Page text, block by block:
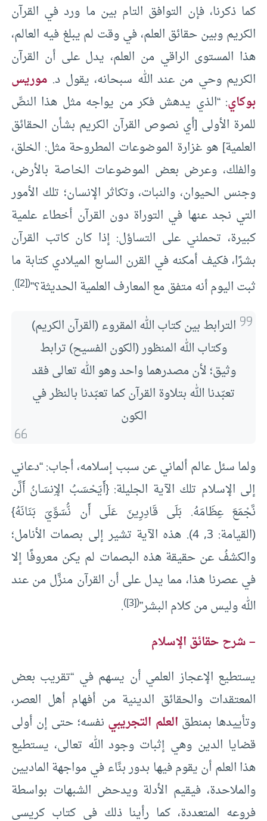
كما ذكرنا، فإن التوافق التام بين ما ورد في القرآن
الكريم وبين حقائق العلم، في وقت لم يبلغ فيه العالم،
هذا المستوى الراقي من العلم، يدل على أن القرآن
الكريم وحي من عند الله سبحانه، يقول د. موريس
بوكاي: “الذي يدهش فكر من يواجه مثل هذا النصِّ
للمرة الأولى [أي نصوص القرآن الكريم بشأن الحقائق
العلمية] هو غزارة الموضوعات المطروحة مثل: الخلق،
والفلك، وعرض بعض الموضوعات الخاصة بالأرض،
وجنس الحيوان، والنبات، وتكاثر الإنسان؛ تلك الأمور
التي نجد عنها في التوراة دون القرآن أخطاء علمية
كبيرة، تحملني على التساؤل: إذا كان كاتب القرآن
بشرًا، فكيف أمكنه في القرن السابع الميلادي كتابة ما
ثبت اليوم أنه متفق مع المعارف العلمية الحديثة؟”(
[2]
)
.
الترابط بين كتاب الله المقروء (القرآن الكريم)
وكتاب الله المنظور (الكون الفسيح) ترابط
وثيق؛ لأن مصدرهما واحد وهو الله تعالى فقد
تعبّدنا الله بتلاوة القرآن كما تعبّدنا بالنظر في
الكون
ولما سئل عالم ألماني عن سبب إسلامه، أجاب: “دعاني
إلى الإسلام تلك الآية الجليلة: {أَيَحْسَبُ الإِنسَانُ أَلَّن
نَّجْمَعَ عِظَامَهُ. بَلَى قَادِرِينَ عَلَى أَن نُّسَوِّيَ بَنَانَهُ}
(القيامة: 3, 4). هذه الآية تشير إلى بصمات الأنامل؛
والكشفُ عن حقيقة هذه البصمات لم يكن معروفًا إلا
في عصرنا هذا، مما يدل على أن القرآن منزَّل من عند
الله وليس من كلام البشر”(
[3]
)
.
– شرح حقائق الإسلام
يستطيع الإعجاز العلمي أن يسهم في “تقريب بعض
المعتقدات والحقائق الدينية من أفهام أهل العصر،
وتأييدها بمنطق العلم التجريبي نفسه؛ حتى إن أولى
قضايا الدين وهي إثبات وجود الله تعالى، يستطيع
هذا العلم أن يقوم فيها بدور بنَّاء في مواجهة الماديين
والملاحدة، فيقيم الأدلة ويدحض الشبهات بواسطة
فروعه المتعددة، كما رأينا ذلك في كتاب كريسي